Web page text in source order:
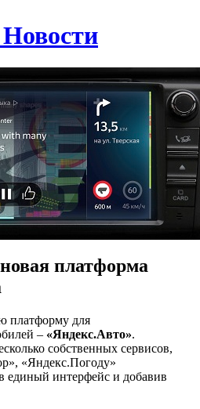
платформа
платформу для
– «Яндекс.Авто».
собственных сервисов,
«Яндекс.Погоду»
единый интерфейс и добавив